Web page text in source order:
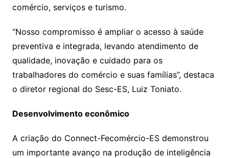
comércio, serviços e turismo.
“Nosso compromisso é ampliar o acesso à saúde
preventiva e integrada, levando atendimento de
qualidade, inovação e cuidado para os
trabalhadores do comércio e suas famílias”, destaca
o diretor regional do Sesc-ES, Luiz Toniato.
Desenvolvimento econômico
A criação do Connect-Fecomércio-ES demonstrou
um importante avanço na produção de inteligência